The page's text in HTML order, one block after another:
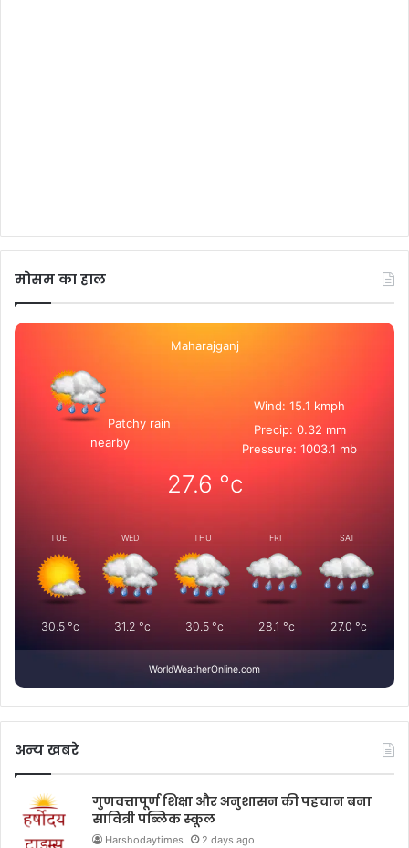
मोसम का हाल
Maharajganj
Patchy rain
nearby
Wind: 15.1 kmph
Precip: 0.32 mm
Pressure: 1003.1 mb
27.6 °c
TUE
30.5°c
WED
31.2 °c
THU
30.5°c
FRI
28.1 °c
SAT
27.0 °c
WorldWeatherOnline.com
अन्य खबरे
गुणवत्तापूर्ण शिक्षा और अनुशासन की पहचान बना
सावित्री पब्लिक स्कूल
Harshodaytimes 2 days ago